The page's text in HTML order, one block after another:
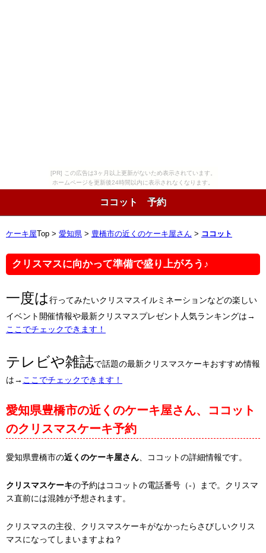
[PR] この広告は3ヶ月以上更新がないため表示されています。
ホームページを更新後24時間以内に表示されなくなります。
ココット 予約
ケーキ屋 Top > 愛知県 > 豊橋市の近くのケーキ屋さん > ココット
クリスマスに向かって準備で盛り上がろう♪
一度は行ってみたいクリスマスイルミネーションなどの楽しい
イベント開催情報や最新クリスマスプレゼント人気ランキングは→
ここでチェックできます！
テレビや雑誌で話題の最新クリスマスケーキおすすめ情報
は→ ここでチェックできます！
愛知県豊橋市の近くのケーキ屋さん、ココット
のクリスマスケーキ予約
愛知県豊橋市の近くのケーキ屋さん 、ココットの詳細情報です。
クリスマスケーキの予約はココットの電話番号（-）まで。クリスマ
ス直前には混雑が予想されます。
クリスマスの主役、クリスマスケーキがなかったらさびしいクリス
マスになってしまいますよね？